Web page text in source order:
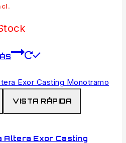
VISTA RÁPIDA
Altera Exor Casting